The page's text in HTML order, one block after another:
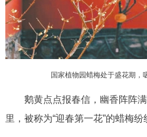
决策公开 专题公开
政务服务
个人服务 法人服
国家植物园蜡梅处于盛花期，
鹅黄点点报春信，幽香阵阵满
里，被称为“迎春第一花”的蜡梅纷